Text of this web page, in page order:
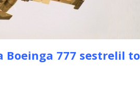
Boeinga 777 sestrelil